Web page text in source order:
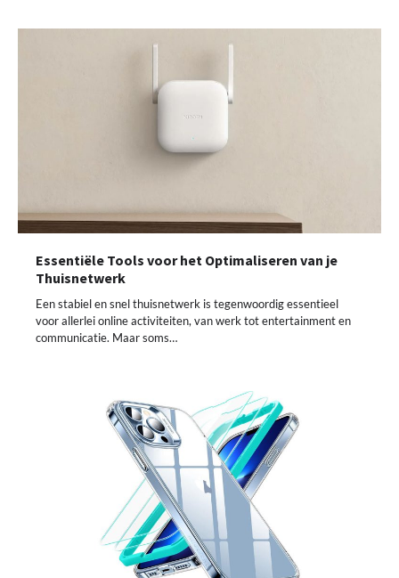
Essentiële Tools voor het Optimaliseren van je
Thuisnetwerk
Een stabiel en snel thuisnetwerk is tegenwoordig essentieel
voor allerlei online activiteiten, van werk tot entertainment en
communicatie. Maar soms…